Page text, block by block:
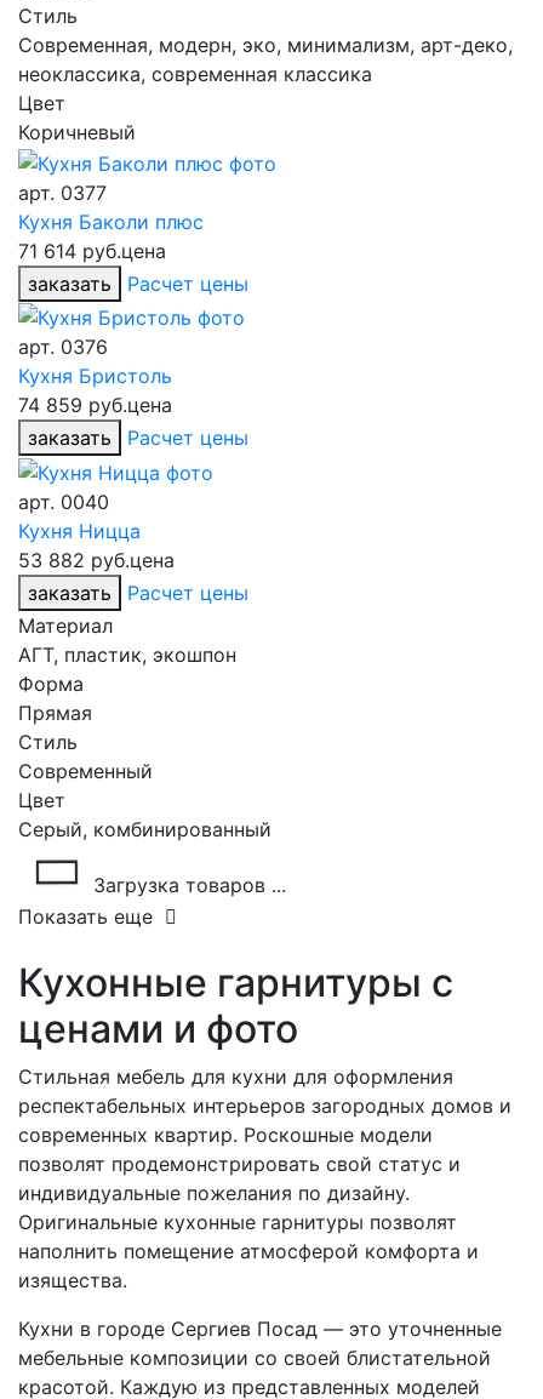
Стиль
Современная, модерн, эко, минимализм, арт-деко,
неоклассика, современная классика
Цвет
Коричневый
арт. 0377
Кухня Баколи плюс
71 614 руб.цена
заказать
Расчет цены
арт. 0376
Кухня Бристоль
74 859 руб.цена
заказать
Расчет цены
арт. 0040
Кухня Ницца
53 882 руб.цена
заказать
Расчет цены
Материал
АГТ, пластик, экошпон
Форма
Прямая
Стиль
Современный
Цвет
Серый, комбинированный
Загрузка товаров ...
Показать еще
Кухонные гарнитуры с
ценами и фото
Стильная мебель для кухни для оформления
респектабельных интерьеров загородных домов и
современных квартир. Роскошные модели
позволят продемонстрировать свой статус и
индивидуальные пожелания по дизайну.
Оригинальные кухонные гарнитуры позволят
наполнить помещение атмосферой комфорта и
изящества.
Кухни в городе Сергиев Посад — это уточненные
мебельные композиции со своей блистательной
красотой. Каждую из представленных моделей